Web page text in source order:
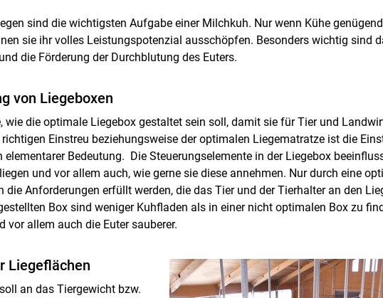
Skip to main content
sind die wichtigsten Aufgabe einer Milchkuh. Nur wenn Kühe
sie ihr volles Leistungspotenzial ausschöpfen. Besonders wichtig sind
die Förderung der Durchblutung des Euters.
von Liegeboxen
wie die optimale Liegebox gestaltet sein soll, damit sie für Tier und
Einstreu beziehungsweise der optimalen Liegematratze ist die
elementarer Bedeutung. Die Steuerungselemente in der Liegebox
und vor allem auch, wie gerne sie diese annehmen. Nur durch eine
die Anforderungen erfüllt werden, die das Tier und der Tierhalter an den
Box sind weniger Kuhfladen als in einer nicht optimalen Box zu
vor allem auch die Euter sauberer.
Liegeflächen
an das Tiergewicht bzw.